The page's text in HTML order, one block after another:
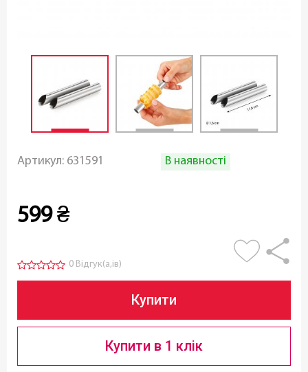
Артикул: 631591 В наявності
599 ₴
0 Відгук(а,ів)
Купити
Купити в 1 клік